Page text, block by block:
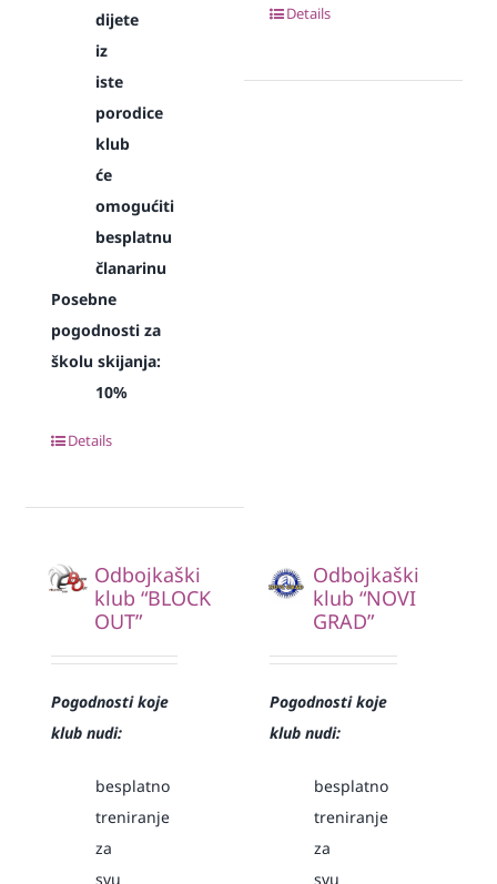
dijete
iz
iste
porodice
klub
će
omogućiti
besplatnu
članarinu
Posebne
pogodnosti za
školu skijanja:
10%
Details
Details
Odbojkaški
klub “BLOCK
OUT”
Pogodnosti koje
klub nudi:
besplatno
treniranje
za
svu
Odbojkaški
klub “NOVI
GRAD”
Pogodnosti koje
klub nudi:
besplatno
treniranje
za
svu